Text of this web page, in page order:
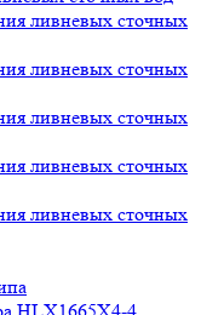
ливневых сточных
ливневых сточных
ливневых сточных
ливневых сточных
ливневых сточных